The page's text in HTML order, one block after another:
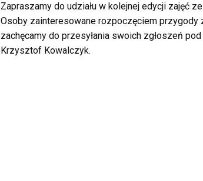
Zapraszamy do udziału w kolejnej edycji zajęć
Osoby zainteresowane rozpoczęciem
zachęcamy do przesyłania swoich zgłoszeń
Krzysztof Kowalczyk.